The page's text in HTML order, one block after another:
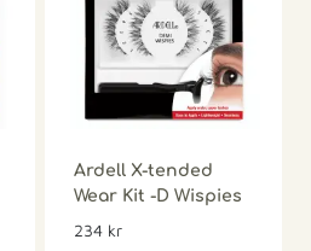
Ardell X-tended
Wear Kit -D Wispies
234 kr